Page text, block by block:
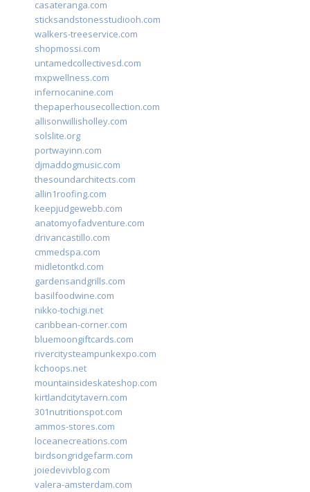
casateranga.com
sticksandstonesstudiooh.com
walkers-treeservice.com
shopmossi.com
untamedcollectivesd.com
mxpwellness.com
infernocanine.com
thepaperhousecollection.com
allisonwillisholley.com
solslite.org
portwayinn.com
djmaddogmusic.com
thesoundarchitects.com
allin1roofing.com
keepjudgewebb.com
anatomyofadventure.com
drivancastillo.com
cmmedspa.com
midletontkd.com
gardensandgrills.com
basilfoodwine.com
nikko-tochigi.net
caribbean-corner.com
bluemoongiftcards.com
rivercitysteampunkexpo.com
kchoops.net
mountainsideskateshop.com
kirtlandcitytavern.com
301nutritionspot.com
ammos-stores.com
loceanecreations.com
birdsongridgefarm.com
joiedevivblog.com
valera-amsterdam.com